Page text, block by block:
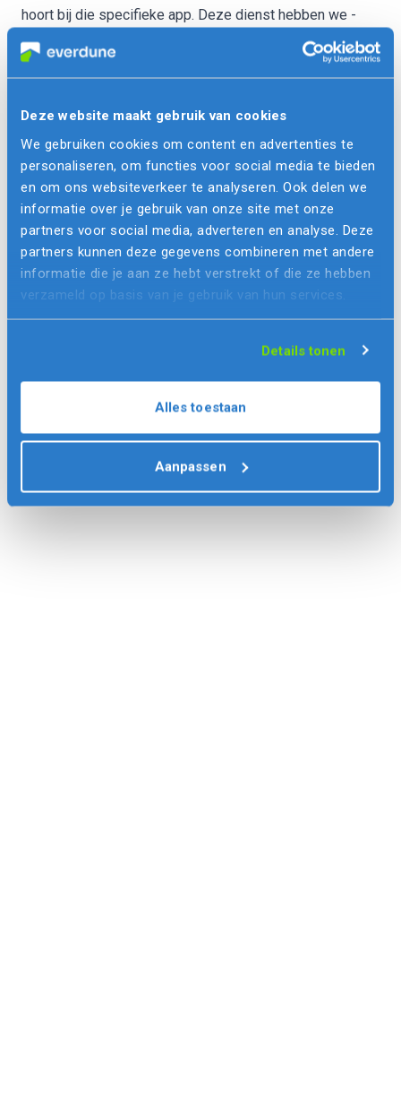
Deze website maakt gebruik van cookies
We gebruiken cookies om content en advertenties te
personaliseren, om functies voor social media te bieden
en om ons websiteverkeer te analyseren. Ook delen we
informatie over je gebruik van onze site met onze
partners voor social media, adverteren en analyse. Deze
partners kunnen deze gegevens combineren met andere
informatie die je aan ze hebt verstrekt of die ze hebben
verzameld op basis van je gebruik van hun services.
Details tonen
Alles toestaan
Aanpassen
hoort bij die specifieke app. Deze dienst hebben we -
lekker eenvoudig- Everdune Cloud genoemd.
Inmiddels zijn al meerdere klanten live op ons nieuwe
Hoe de Everdune Cloud in hoofdlijnen is opgebouwd lees
je terug inons volgende artikel.
Wil je meer weten over Everdune Cloud en/of apps? Laat
danhierje telefoonnummer achter. Dan bel ik je terug!